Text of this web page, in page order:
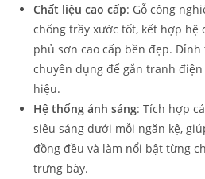
Chất liệu cao cấp: Gỗ công
chống trầy xước tốt, kết hợp hệ
phủ sơn cao cấp bền đẹp.
chuyên dụng để gắn tranh
hiệu.
Hệ thống ánh sáng: Tích hợp
siêu sáng dưới mỗi ngăn kệ,
đồng đều và làm nổi bật từng
trưng bày.